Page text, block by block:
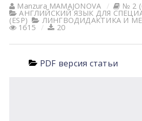
Manzura MAMAJONOVA № 2
АНГЛИЙСКИЙ ЯЗЫК ДЛЯ
(ESP) ЛИНГВОДИДАКТИКА И
1615 20
PDF версия статьи